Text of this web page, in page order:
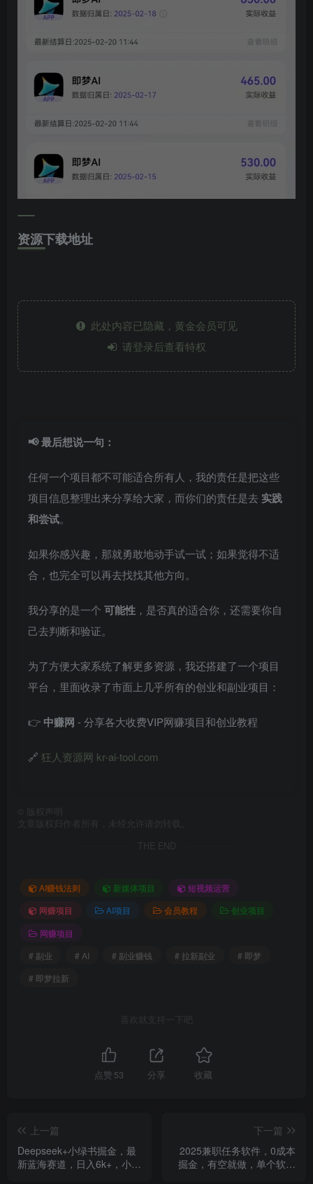
资源下载地址
此处内容已隐藏，黄金会员可见
请登录后查看特权
📢 最后想说一句：
任何一个项目都不可能适合所有人，我的责任是把这些
项目信息整理出来分享给大家，而你们的责任是去 实践
和尝试。
如果你感兴趣，那就勇敢地动手试一试；如果觉得不适
合，也完全可以再去找找其他方向。
我分享的是一个 可能性 ，是否真的适合你，还需要你自
己去判断和验证。
为了方便大家系统了解更多资源，我还搭建了一个项目
平台，里面收录了市面上几乎所有的创业和副业项目：
👉 中赚网 - 分享各大收费VIP网赚项目和创业教程
🔗 狂人资源网 kr-ai-tool.com
版权声明
文章版权归作者所有，未经允许请勿转载。
THE END
AI赚钱法则 新媒体项目
短视频运营
网赚项目
AI项目 会员教程
创业项目
网赚项目
# 副业
# AI # 副业赚钱 # 拉新副业
# 即梦
# 即梦拉新
喜欢就支持一下吧
点赞 53 分享 收藏
上一篇
Deepseek+小绿书掘金，最
新蓝海赛道，日入6k+，小白
下一篇
2025兼职任务软件，0成本
掘金，有空就做，单个软件